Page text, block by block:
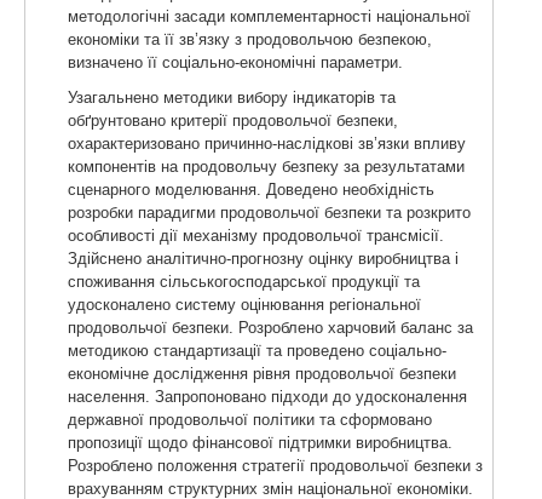
методологічні засади комплементарності національної
економіки та її зв’язку з продовольчою безпекою,
визначено її соціально-економічні параметри.
Узагальнено методики вибору індикаторів та
обґрунтовано критерії продовольчої безпеки,
охарактеризовано причинно-наслідкові зв’язки впливу
компонентів на продовольчу безпеку за результатами
сценарного моделювання. Доведено необхідність
розробки парадигми продовольчої безпеки та розкрито
особливості дії механізму продовольчої трансмісії.
Здійснено аналітично-прогнозну оцінку виробництва і
споживання сільськогосподарської продукції та
удосконалено систему оцінювання регіональної
продовольчої безпеки. Розроблено харчовий баланс за
методикою стандартизації та проведено соціально-
економічне дослідження рівня продовольчої безпеки
населення. Запропоновано підходи до удосконалення
державної продовольчої політики та сформовано
пропозиції щодо фінансової підтримки виробництва.
Розроблено положення стратегії продовольчої безпеки з
врахуванням структурних змін національної економіки.